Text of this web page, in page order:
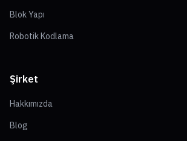
Blok Yapı
Robotik Kodlama
Şirket
Hakkımızda
Blog